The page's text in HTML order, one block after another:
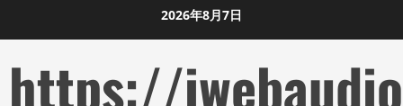
to
2026年8月7日
https://